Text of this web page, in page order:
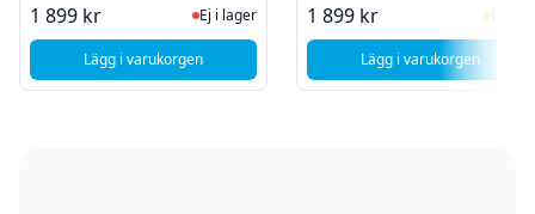
1 899 kr Ej i lager, besök produktsidan för
Ej i lager
Lägg i varukorgen, Xiaomi 14T - Glas och displaybyte - Grön
1 899 kr I
Lägg i varukorgen
, Xiaomi 14T -